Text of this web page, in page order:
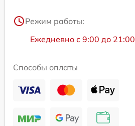
Режим работы:
Ежедневно с 9:00 до 21:00
Способы оплаты